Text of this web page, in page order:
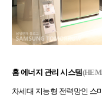
홈 에너지 관리 시스템
차세대 지능형 전력망인 스